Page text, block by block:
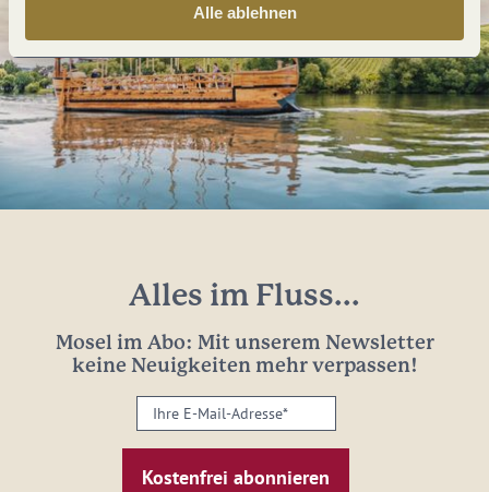
Alle ablehnen
Alles im Fluss...
Mosel im Abo: Mit unserem Newsletter
keine Neuigkeiten mehr verpassen!
Ihre
E-
Mail-
Adresse: